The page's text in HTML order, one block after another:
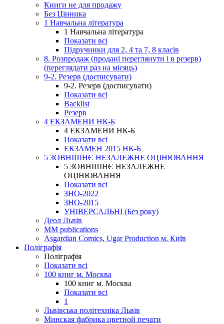
Книги не для продажу
Без Цінника
1 Навчальна література
1 Навчальна література
Показати всі
Підручники для 2, 4 та 7, 8 класів
8. Розпродаж (продані переглянути і в резерв)
(переглядати раз на місяць)
9-2. Резерв (досписувати)
9-2. Резерв (досписувати)
Показати всі
Backlist
Резерв
4 ЕКЗАМЕНИ НК-Б
4 ЕКЗАМЕНИ НК-Б
Показати всі
ЕКЗАМЕН 2015 НК-Б
5 ЗОВНІШНЄ НЕЗАЛЕЖНЕ ОЦІНЮВАННЯ
5 ЗОВНІШНЄ НЕЗАЛЕЖНЕ
ОЦІНЮВАННЯ
Показати всі
ЗНО-2022
ЗНО-2015
УНІВЕРСАЛЬНІ (Без року)
Деол Львів
MM publications
Asgardian Comics, Ugar Production м. Київ
Поліграфія
Поліграфія
Показати всі
100 книг м. Москва
100 книг м. Москва
Показати всі
1
Львівська політехніка Львів
Минская фабрика цветной печати